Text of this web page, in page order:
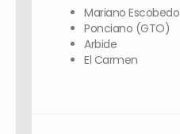
Mariano Escobedo
Ponciano (GTO)
Arbide
El Carmen